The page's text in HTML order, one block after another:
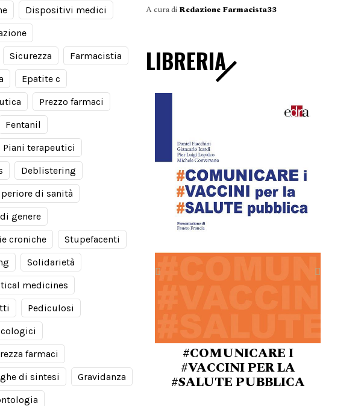
Dispositivi medici
Sicurezza
Farmacistia
Epatite c
Prezzo farmaci
Fentanil
Piani terapeutici
Deblistering
di sanità
genere
croniche
Stupefacenti
Solidarietà
medicines
Pediculosi
farmaci
di sintesi
Gravidanza
A cura di Redazione Farmacista33
LIBRERIA
#COMUNICARE I
#VACCINI PER LA
#SALUTE PUBBLICA